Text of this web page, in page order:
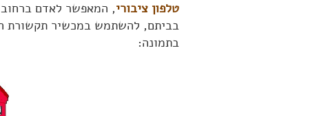
טלפון ציבורי, המאפשר לאדם
בביתם, להשתמש במכשיר תקשורת
בתמונה: